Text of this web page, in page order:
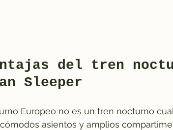
del tren
Sleeper
Europeo no es un tren nocturno
asientos y amplios